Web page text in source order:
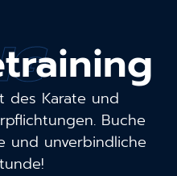
des Karate und
Buche
und unverbindliche